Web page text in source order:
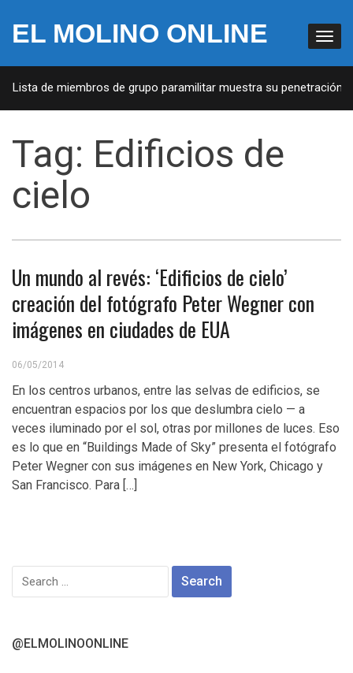
EL MOLINO ONLINE
Lista de miembros de grupo paramilitar muestra su penetración
Tag: Edificios de
cielo
Un mundo al revés: ‘Edificios de cielo’
creación del fotógrafo Peter Wegner con
imágenes en ciudades de EUA
06/05/2014
En los centros urbanos, entre las selvas de edificios, se
encuentran espacios por los que deslumbra cielo — a
veces iluminado por el sol, otras por millones de luces. Eso
es lo que en “Buildings Made of Sky” presenta el fotógrafo
Peter Wegner con sus imágenes en New York, Chicago y
San Francisco. Para […]
Search
for:
@ELMOLINOONLINE